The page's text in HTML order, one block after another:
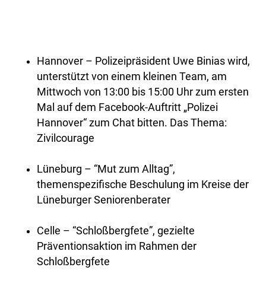
Hannover – Polizeipräsident Uwe Binias wird,
unterstützt von einem kleinen Team, am
Mittwoch von 13:00 bis 15:00 Uhr zum ersten
Mal auf dem Facebook-Auftritt „Polizei
Hannover“ zum Chat bitten. Das Thema:
Zivilcourage
Lüneburg – “Mut zum Alltag”,
themenspezifische Beschulung im Kreise der
Lüneburger Seniorenberater
Celle – “Schloßbergfete”, gezielte
Präventionsaktion im Rahmen der
Schloßbergfete